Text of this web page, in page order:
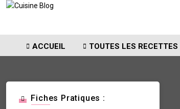
ACCUEIL TOUTES LES RECETTES
Fiches Pratiques :